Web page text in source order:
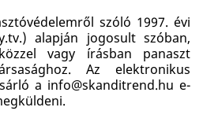
szóló 1997. évi
alapján jogosult szóban,
vagy írásban panaszt
Az elektronikus
a info@skanditrend.hu e-